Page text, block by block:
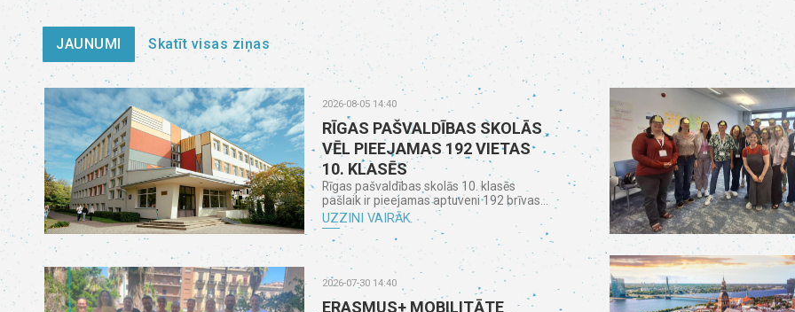
JAUNUMI Skatīt visas ziņas
2026-08-05 14:40
RĪGAS PAŠVALDĪBAS SKOLĀS
VĒL PIEEJAMAS 192 VIETAS
10. KLASĒS
Rīgas pašvaldības skolās 10. klasēs
pašlaik ir pieejamas aptuveni 192 brīvas...
UZZINI VAIRĀK
2026-07-30 14:40
ERASMUS+ MOBILITĀTE